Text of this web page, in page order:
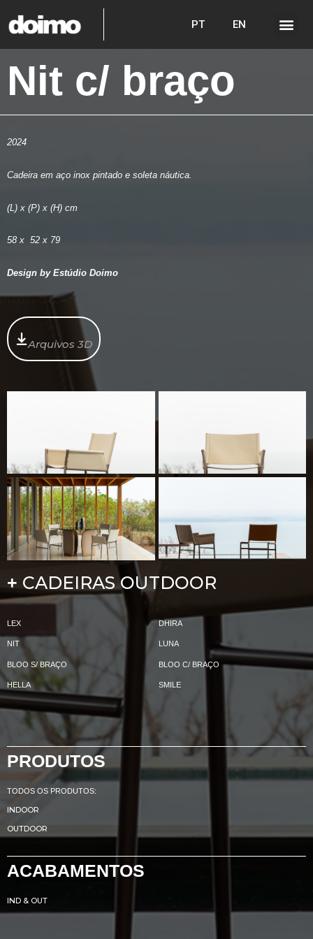
PT EN
Nit c/ braço
2024
Cadeira em aço inox pintado e soleta náutica.
(L) x (P) x (H) cm
58 x 52 x 79
Design by Estúdio Doimo
Arquivos 3D
+ CADEIRAS OUTDOOR
LEX DHIRA
NIT LUNA
BLOO S/ BRAÇO BLOO C/ BRAÇO
HELLA SMILE
PRODUTOS
TODOS OS PRODUTOS:
INDOOR
OUTDOOR
ACABAMENTOS
IND & OUT